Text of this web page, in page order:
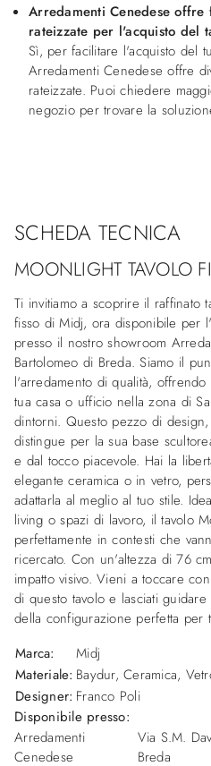
Arredamenti Cenedese
rateizzate per l'acquisto del
Sì, per facilitare l'acquisto del
Arredamenti Cenedese offre
rateizzate. Puoi chiedere
negozio per trovare la
SCHEDA TECNICA
MOONLIGHT TAVOLO
Ti invitiamo a scoprire il raffinato
fisso di Midj, ora disponibile per
presso il nostro showroom
Bartolomeo di Breda. Siamo il
l'arredamento di qualità,
tua casa o ufficio nella zona di
dintorni. Questo pezzo di
distingue per la sua base
e dal tocco piacevole. Hai la
elegante ceramica o in vetro,
adattarla al meglio al tuo stile.
living o spazi di lavoro, il tavolo
perfettamente in contesti che
ricercato. Con un'altezza di 76
impatto visivo. Vieni a toccare
di questo tavolo e lasciati
della configurazione perfetta per
Marca:
Midj
Materiale: Baydur, Ceramica,
Designer: Franco Poli
Disponibile presso:
Arredamenti
Cenedese
Via S.M.
Breda